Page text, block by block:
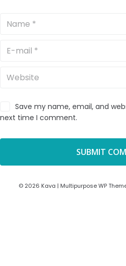
Save my name, email, and
next time I comment.
© 2026 Kava | Multipurpose WP